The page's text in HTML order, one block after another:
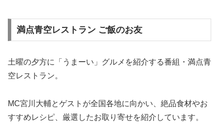
満点青空レストラン ご飯のお友
土曜の夕方に「うまーい」グルメを紹介する番組・満点青
空レストラン。
MC宮川大輔とゲストが全国各地に向かい、絶品食材やお
すすめレシピ、厳選したお取り寄せを紹介しています。